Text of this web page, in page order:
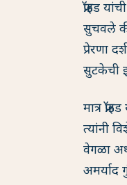
फ्रॉइड
सुचवले
प्रेरणा
सुटकेची
मात्र
त्यांनी
वेगळा
अमर्याद